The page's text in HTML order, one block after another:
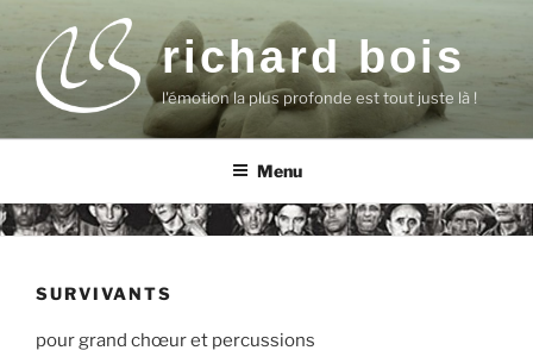
au
contenu
principal
richard bois
l'émotion la plus profonde est tout juste là !
Menu
SURVIVANTS
pour grand chœur et percussions